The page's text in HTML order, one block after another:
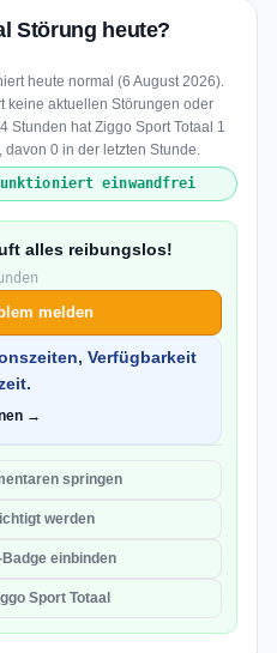
Störung heute?
heute normal (6 August 2026).
keine aktuellen Störungen oder
Stunden hat Ziggo Sport Totaal 1
davon 0 in der letzten Stunde.
einwandfrei
alles reibungslos!
melden
Verfügbarkeit
→
springen
werden
einbinden
Sport Totaal